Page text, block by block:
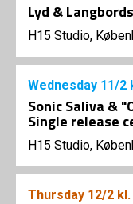
Lyd &
H15 Studio,
Wednesday 11/2
Sonic Saliva &
Single release
H15 Studio,
Thursday 12/2